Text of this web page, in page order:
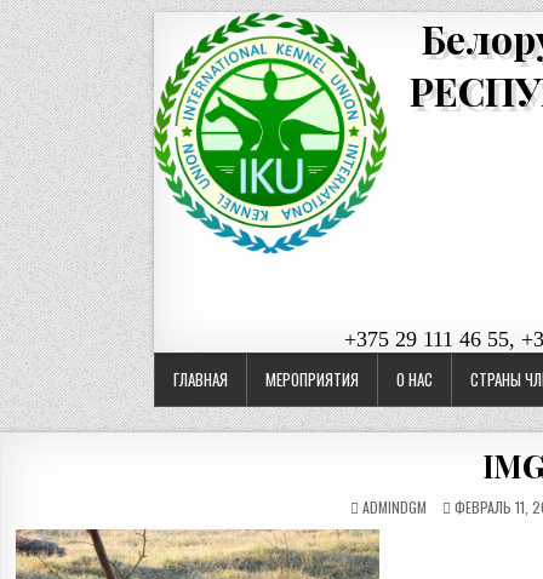
+375 29 111 46 55,
ГЛАВНАЯ
МЕРОПРИЯТИЯ О НАС СТРАНЫ
ADMINDGM ФЕВРАЛЬ 11,